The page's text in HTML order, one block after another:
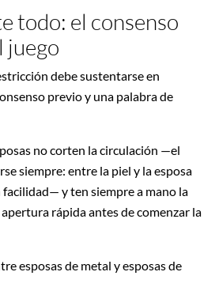
todo: el consenso
juego
debe sustentarse en
previo y una palabra de
no corten la circulación —el
siempre: entre la piel y la esposa
facilidad— y ten siempre a mano la
rápida antes de comenzar la
esposas de metal y esposas de